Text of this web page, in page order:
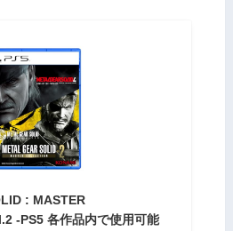
: MASTER
-PS5 各作品内で使用可能